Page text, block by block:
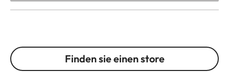
Finden sie einen store